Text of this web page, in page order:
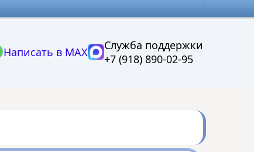
Написать в MAX
Служба поддержки
+7 (918) 890-02-95